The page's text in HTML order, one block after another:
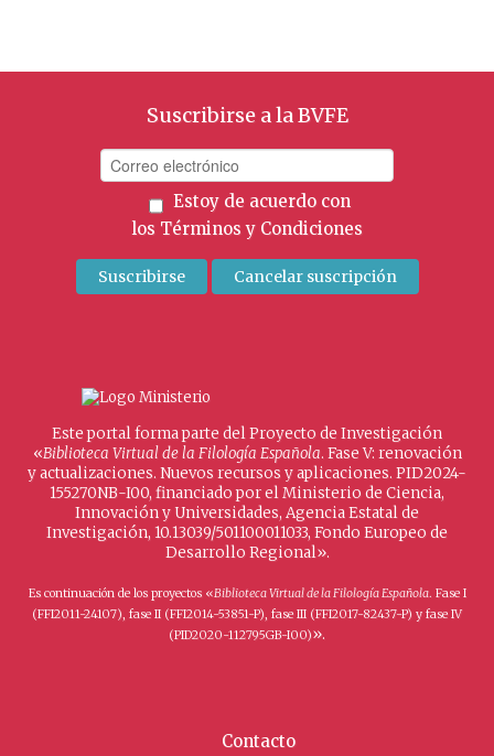
Suscribirse a la BVFE
Estoy de acuerdo con
los Términos y Condiciones
Este portal forma parte del Proyecto de Investigación
«Biblioteca Virtual de la Filología Española. Fase V: renovación
y actualizaciones. Nuevos recursos y aplicaciones. PID2024-
155270NB-I00, financiado por el Ministerio de Ciencia,
Innovación y Universidades, Agencia Estatal de
Investigación, 10.13039/501100011033, Fondo Europeo de
Desarrollo Regional».
Es continuación de los proyectos «Biblioteca Virtual de la Filología Española. Fase I
(FFI2011-24107), fase II (FFI2014-53851-P), fase III (FFI2017-82437-P) y fase IV
(PID2020-112795GB-I00)».
Contacto